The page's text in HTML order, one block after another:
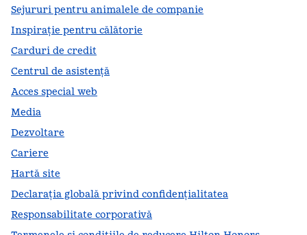
Sejururi pentru animalele de companie
Inspirație pentru călătorie
Carduri de credit
Centrul de asistență
Acces special web
Media
Dezvoltare
Cariere
Hartă site
Declarația globală privind confidenţialitatea
Responsabilitate corporativă